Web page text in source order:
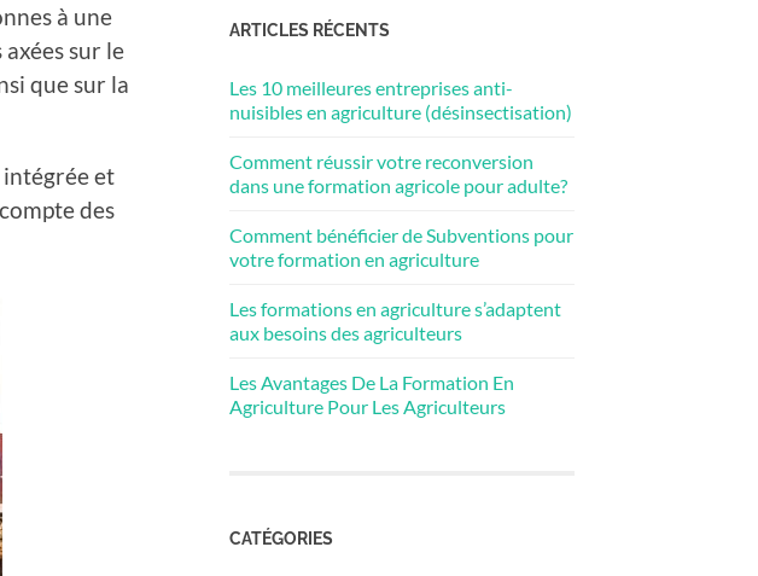
à une
sur le
que sur la
intégrée et
des
ARTICLES RÉCENTS
Les 10 meilleures entreprises anti-
nuisibles en agriculture (désinsectisation)
Comment réussir votre reconversion
dans une formation agricole pour adulte?
Comment bénéficier de Subventions pour
votre formation en agriculture
Les formations en agriculture s’adaptent
aux besoins des agriculteurs
Les Avantages De La Formation En
Agriculture Pour Les Agriculteurs
CATÉGORIES